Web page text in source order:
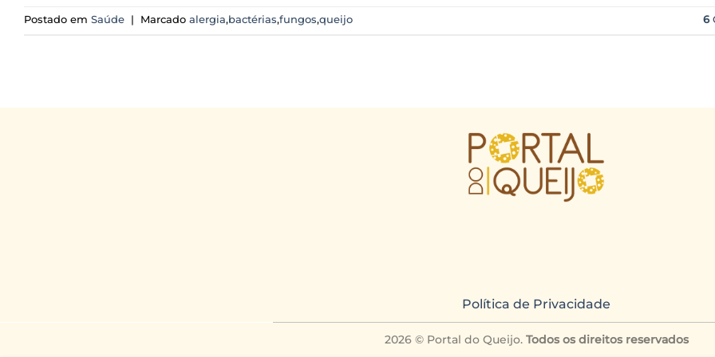
Postado em Saúde | Marcado alergia,bactérias,fungos,queijo 6
Política de Privacidade
2026 © Portal do Queijo. Todos os direitos reservados